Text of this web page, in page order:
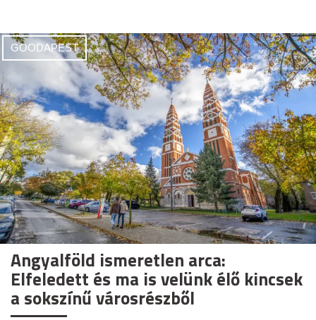
GOODAPEST
Angyalföld ismeretlen arca:
Elfeledett és ma is velünk élő kincsek
a sokszínű városrészből